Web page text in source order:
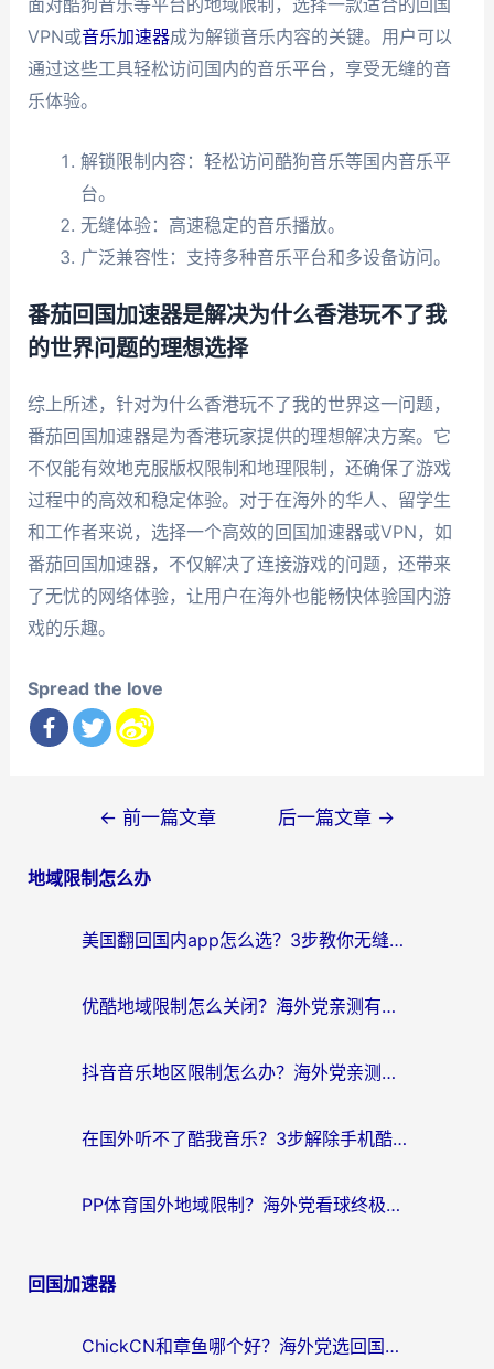
面对酷狗音乐等平台的地域限制，选择一款适合的回国
VPN或音乐加速器成为解锁音乐内容的关键。用户可以
通过这些工具轻松访问国内的音乐平台，享受无缝的音
乐体验。
解锁限制内容：轻松访问酷狗音乐等国内音乐平
台。
无缝体验：高速稳定的音乐播放。
广泛兼容性：支持多种音乐平台和多设备访问。
番茄回国加速器是解决为什么香港玩不了我
的世界问题的理想选择
综上所述，针对为什么香港玩不了我的世界这一问题，
番茄回国加速器是为香港玩家提供的理想解决方案。它
不仅能有效地克服版权限制和地理限制，还确保了游戏
过程中的高效和稳定体验。对于在海外的华人、留学生
和工作者来说，选择一个高效的回国加速器或VPN，如
番茄回国加速器，不仅解决了连接游戏的问题，还带来
了无忧的网络体验，让用户在海外也能畅快体验国内游
戏的乐趣。
Spread the love
导
← 前一篇文章 后一篇文章 →
地域限制怎么办
美国翻回国内app怎么选？3步教你无缝刷剧、登12123、访问国内网站
优酷地域限制怎么关闭？海外党亲测有效的追剧加速器选择指南
抖音音乐地区限制怎么办？海外党亲测有效的听歌自由指南
在国外听不了酷我音乐？3步解除手机酷我音乐海外限制，附实测好用加速器
PP体育国外地域限制？海外党看球终极方案：从欧洲杯到奥运会，中文解说不卡顿！
回国加速器
ChickCN和章鱼哪个好？海外党选回国加速器的3个关键维度 + 实用避坑指南